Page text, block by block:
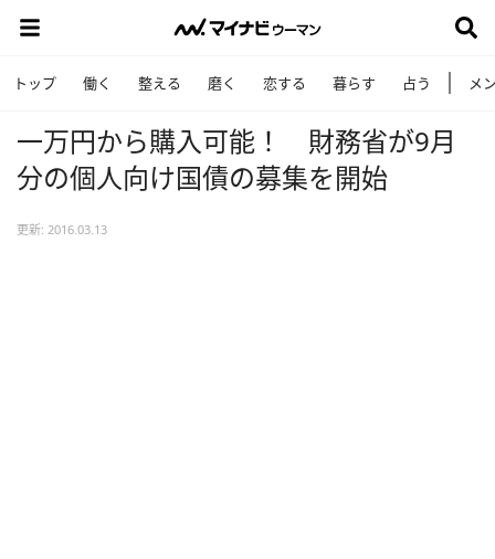
トップ 働く 整える 磨く 恋する 暮らす 占う メ
一万円から購入可能！ 財務省が9月
分の個人向け国債の募集を開始
更新: 2016.03.13